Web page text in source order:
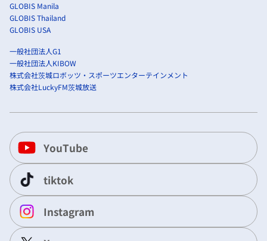
GLOBIS Manila
GLOBIS Thailand
GLOBIS USA
一般社団法人G1
一般社団法人KIBOW
株式会社茨城ロボッツ・スポーツエンターテインメント
株式会社LuckyFM茨城放送
YouTube
tiktok
Instagram